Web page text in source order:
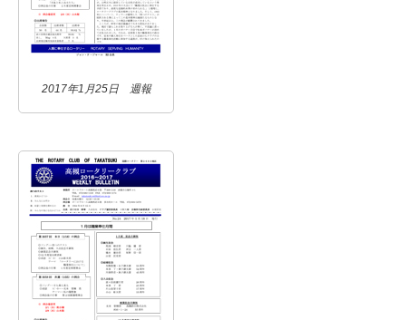
2017年1月25日 週報